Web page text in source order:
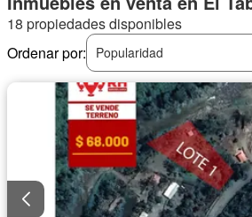
18 propiedades disponibles
Ordenar por:
Popularidad